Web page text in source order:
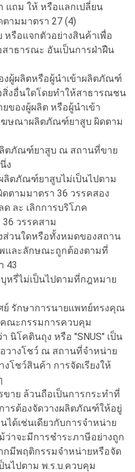
แถม ให้ หรือแลกเปลี่ยน
ามมาตรา 27 (4)
รือแจกตัวอย่างสินค้าเพื่อ
สาธารณะ อันเป็นการฝ่าฝืน
งผู้ผลิตหรือผู้นําเข้าผลิตภัณฑ์
งอื่นใดโดยทำให้สาธารณชน
ของผู้ผลิต หรือผู้นําเข้า
ษณาผลิตภัณฑ์ยาสูบ ผิดตาม
ลิตภัณฑ์ยาสูบ ณ สถานที่ขาย
ง
ลิตภัณฑ์ยาสูบไม่เป็นไปตาม
ามมาตรา 36 วรรคสอง
ละ เลิกการบริโภค
วรรคสาม
ส่วนใดหรือทั้งหมดของสถาน
และลักษณะถูกต้องตามที่
43
หรี่ไม่เป็นไปตามที่กฎหมาย
รักษาการนายแพทย์ทรงคุณ
ณะกรรมการควบคุม
นิโคตินถุง หรือ "SNUS" เป็น
างโชว์ ณ สถานที่จำหน่าย
งโชว์สินค้า การจัดเรียงให้
าย ล้วนถือเป็นการกระทำที่
ารต้องจัดวางผลิตภัณฑ์ให้อยู่
ด้เช่นเดียวกับการจำหน่าย
ว่าจะมีการชำระภาษีอย่างถูก
มีพฤติกรรมจำหน่ายหรือจัด
นไปตาม พ.ร.บ.ควบคุม